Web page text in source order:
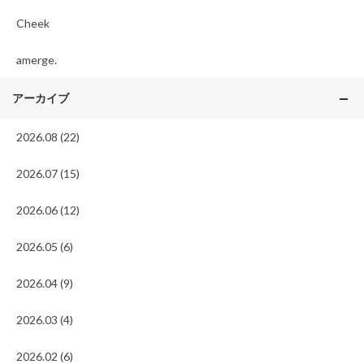
Cheek
amerge.
アーカイブ
2026.08 (22)
2026.07 (15)
2026.06 (12)
2026.05 (6)
2026.04 (9)
2026.03 (4)
2026.02 (6)